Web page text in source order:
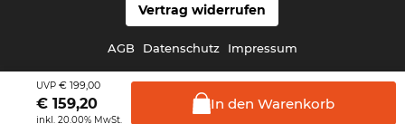
UVP € 199,00
€ 159,20
inkl. 20.00% MwSt.
In den Warenkorb
Vertrag widerrufen
AGB Datenschutz Impressum